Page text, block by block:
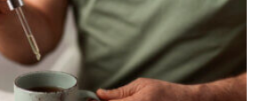
R. L. (2018). What are the keys
life? Answers from five decades of
research.
Social Science & Medicine,
doi.org/10.1016/j.socscimed.2017.11.001;